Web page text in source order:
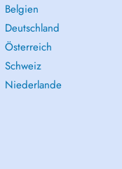
Belgien
Deutschland
Österreich
Schweiz
Niederlande